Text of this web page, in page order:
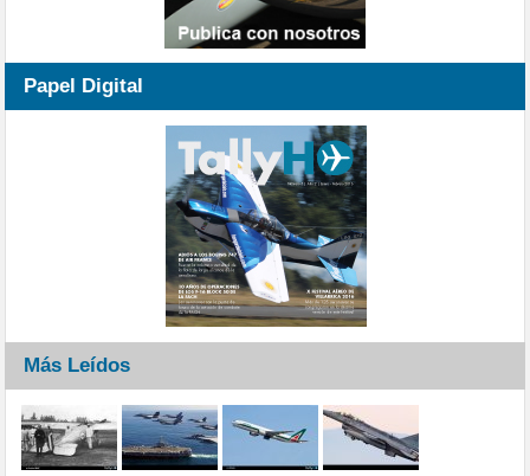
Papel Digital
Más Leídos